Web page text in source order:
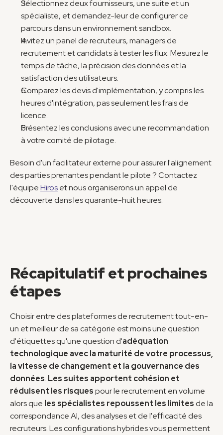
Sélectionnez deux fournisseurs, une suite et un
spécialiste, et demandez-leur de configurer ce
parcours dans un environnement sandbox.
Invitez un panel de recruteurs, managers de
recrutement et candidats à tester les flux. Mesurez le
temps de tâche, la précision des données et la
satisfaction des utilisateurs.
Comparez les devis d'implémentation, y compris les
heures d'intégration, pas seulement les frais de
licence.
Présentez les conclusions avec une recommandation
à votre comité de pilotage.
Besoin d'un facilitateur externe pour assurer l'alignement
des parties prenantes pendant le pilote ? Contactez
l'équipe Hiros et nous organiserons un appel de
découverte dans les quarante-huit heures.
Récapitulatif et prochaines
étapes
Choisir entre des plateformes de recrutement tout-en-
un et meilleur de sa catégorie est moins une question
d'étiquettes qu'une question d'adéquation
technologique avec la maturité de votre processus,
la vitesse de changement et la gouvernance des
données. Les suites apportent cohésion et
réduisent les risques pour le recrutement en volume
alors que les spécialistes repoussent les limites de la
correspondance AI, des analyses et de l'efficacité des
recruteurs. Les configurations hybrides vous permettent